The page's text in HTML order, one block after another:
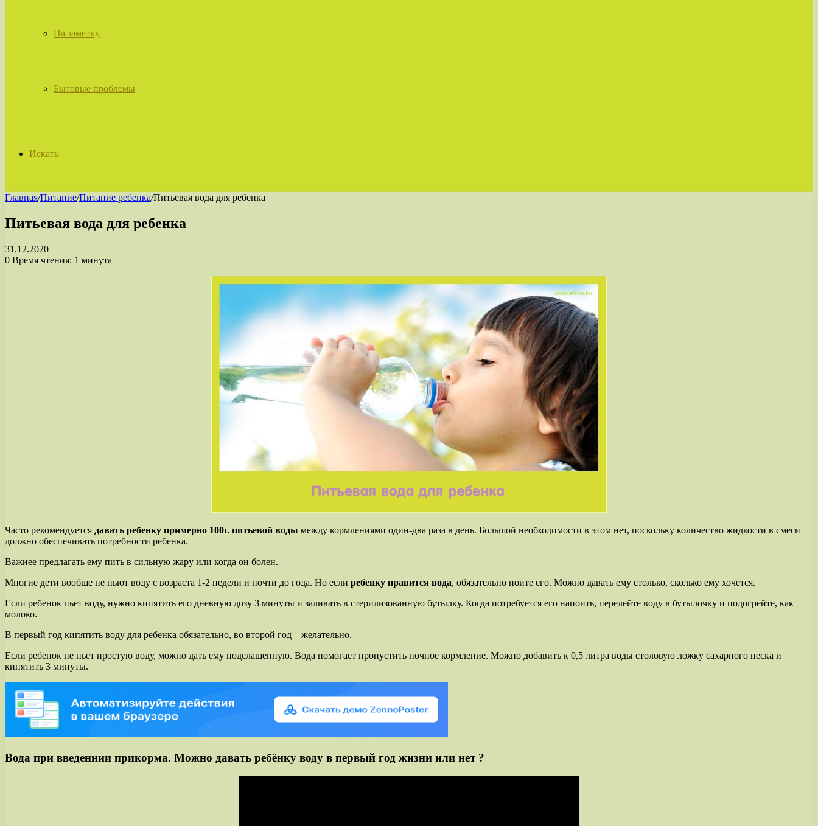
На заметку
Бытовые проблемы
Искать
Главная/Питание/Питание ребенка/Питьевая вода для ребенка
Питьевая вода для ребенка
31.12.2020
0 Время чтения: 1 минута
Часто рекомендуется давать ребенку примерно 100г. питьевой воды между кормлениями один-два раза в день. Большой необходимости в этом нет, поскольку количество жидкости в смеси
должно обеспечивать потребности ребенка.
Важнее предлагать ему пить в сильную жару или когда он болен.
Многие дети вообще не пьют воду с возраста 1-2 недели и почти до года. Но если ребенку нравится вода, обязательно поите его. Можно давать ему столько, сколько ему хочется.
Если ребенок пьет воду, нужно кипятить его дневную дозу 3 минуты и заливать в стерилизованную бутылку. Когда потребуется его напоить, перелейте воду в бутылочку и подогрейте, как
молоко.
В первый год кипятить воду для ребенка обязательно, во второй год – желательно.
Если ребенок не пьет простую воду, можно дать ему подслащенную. Вода помогает пропустить ночное кормление. Можно добавить к 0,5 литра воды столовую ложку сахарного песка и
кипятить 3 минуты.
Вода при введеннии прикорма. Можно давать ребёнку воду в первый год жизни или нет ?